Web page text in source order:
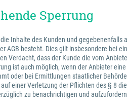
Sperrung
Inhalte des Kunden und
AGB besteht. Dies gilt insbesondere bei
Verdacht, dass der Kunde die vom
ist auch möglich, wenn der Anbieter
oder bei Ermittlungen staatlicher
auf einer Verletzung der Pflichten des § 8
zu benachrichtigen und